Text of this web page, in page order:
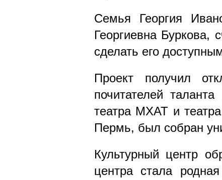
Семья Георгия
Георгиевна Буркова,
сделать его
Проект получил
почитателей
театра МХАТ и
Пермь, был собран
Культурный центр
центра стала